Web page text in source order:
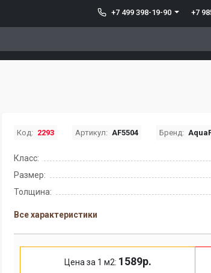
+7 499 398-19-90 +7
Код: 2293 Артикул: AF5504 Бренд:
Класс:
Размер:
Толщина:
Все характеристики
Цена за 1 м2: 1589р.